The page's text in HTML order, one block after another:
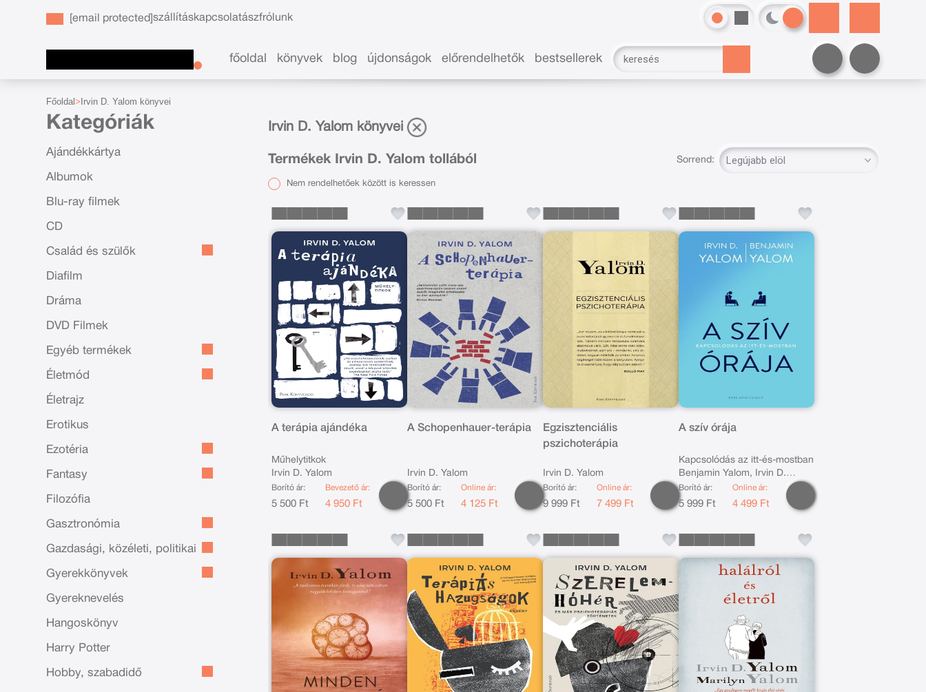
[email protected]szállításkapcsolatászfrólunk
főoldal könyvek blog újdonságok előrendelhetők bestsellerek
Főoldal Irvin D. Yalom könyvei
Kategóriák
Ajándékkártya
Albumok
Blu-ray filmek
CD
Család és szülők
Diafilm
Dráma
DVD Filmek
Egyéb termékek
Életmód
Életrajz
Erotikus
Ezotéria
Fantasy
Filozófia
Gasztronómia
Gazdasági, közéleti, politikai
Gyerekkönyvek
Gyereknevelés
Hangoskönyv
Harry Potter
Hobby, szabadidő
Irvin D. Yalom könyvei
Termékek Irvin D. Yalom tollából Sorrend:
Nem rendelhetőek között is keressen
A terápia ajándéka
Műhelytitkok
Irvin D. Yalom
Borító ár:
5 500 Ft
Bevezető ár:
4 950 Ft
A Schopenhauer-terápia
Irvin D. Yalom
Borító ár:
5 500 Ft
Online ár:
4 125 Ft
Egzisztenciális
pszichoterápia
Irvin D. Yalom
Borító ár:
9 999 Ft
Online ár:
7 499 Ft
A szív órája
Kapcsolódás az itt-és-mostban
Benjamin Yalom, Irvin D.
Yalom
Borító ár:
5 999 Ft
Online ár:
4 499 Ft